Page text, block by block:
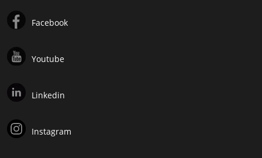
Facebook
Youtube
Linkedin
Instagram